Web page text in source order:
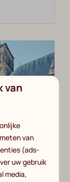
van
van
(ads-
uw gebruik
media,